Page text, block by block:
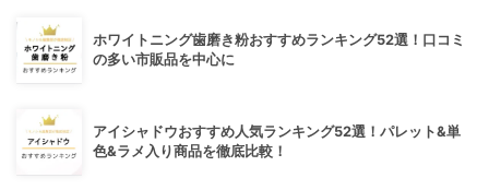
ホワイトニング歯磨き粉おすすめランキング52選！口コミ
の多い市販品を中心に
アイシャドウおすすめ人気ランキング52選！パレット&単
色&ラメ入り商品を徹底比較！